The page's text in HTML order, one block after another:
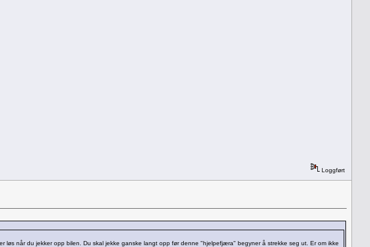
Loggført
når du jekker opp bilen. Du skal jekke ganske langt opp før denne "hjelpefjæra" begyner å strekke seg ut. Er om ikke